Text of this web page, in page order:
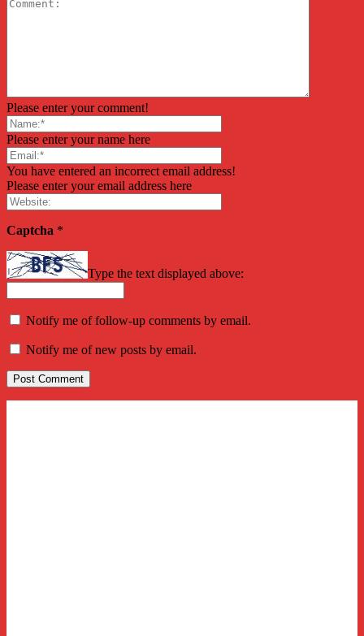
Please enter your comment!
Please enter your name here
You have entered an incorrect email address!
Please enter your email address here
Captcha *
Type the text displayed above:
Notify me of follow-up comments by email.
Notify me of new posts by email.